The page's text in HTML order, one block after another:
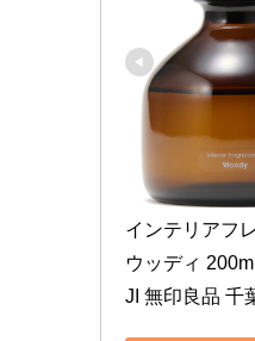
インテリアフ
ウッディ
JI 無印良品 千